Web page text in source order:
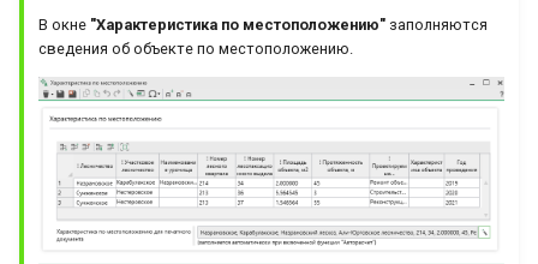
В окне "Характеристика по местоположению" заполняются
сведения об объекте по местоположению.